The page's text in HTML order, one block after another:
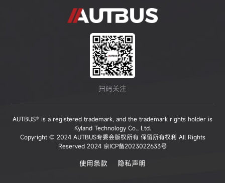
扫码关注
AUTBUS® is a registered trademark, and the trademark rights holder is
Kyland Technology Co., Ltd.
Copyright © 2024 AUTBUS专委会版权所有 保留所有权利 All Rights
Reserved 2024 京ICP备2023022633号
使用条款 隐私声明